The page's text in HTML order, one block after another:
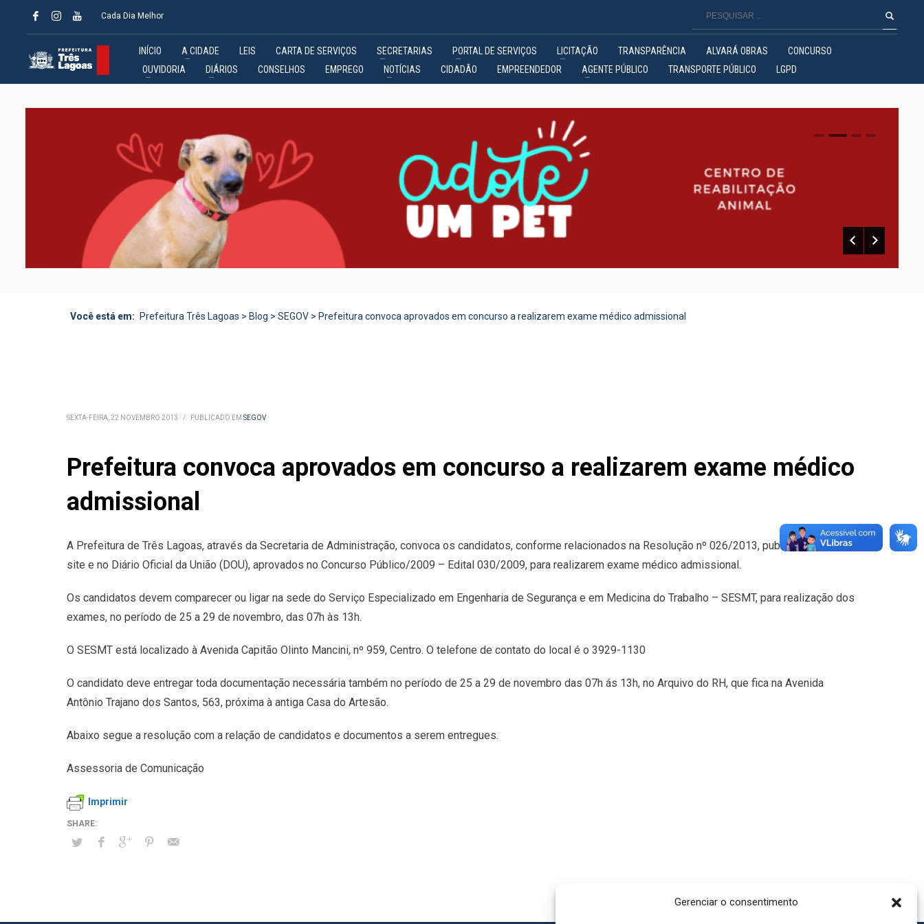
Gerenciar o consentimento
Cada Dia Melhor
INÍCIO A CIDADE LEIS CARTA DE SERVIÇOS SECRETARIAS PORTAL DE SERVIÇOS LICITAÇÃO TRANSPARÊNCIA ALVARÁ OBRAS
CONCURSO
OUVIDORIA
DIÁRIOS CONSELHOS EMPREGO NOTÍCIAS CIDADÃO EMPREENDEDOR AGENTE PÚBLICO TRANSPORTE PÚBLICO LGPD
0 1 2
Você está em: Prefeitura Três Lagoas > Blog > SEGOV > Prefeitura convoca aprovados em concurso a realizarem exame médico admissional
SEXTA-FEIRA, 22 NOVEMBRO 2013 / PUBLICADO EM SEGOV
Prefeitura convoca aprovados em concurso a realizarem exame médico
admissional
A Prefeitura de Três Lagoas, através da Secretaria de Administração, convoca os candidatos, conforme relacionados na Resolução nº 026/2013, publicada neste
site e no Diário Oficial da União (DOU), aprovados no Concurso Público/2009 – Edital 030/2009, para realizarem exame médico admissional.
Os candidatos devem comparecer ou ligar na sede do Serviço Especializado em Engenharia de Segurança e em Medicina do Trabalho – SESMT, para realização dos
exames, no período de 25 a 29 de novembro, das 07h às 13h.
O SESMT está localizado à Avenida Capitão Olinto Mancini, nº 959, Centro. O telefone de contato do local é o 3929-1130
O candidato deve entregar toda documentação necessária também no período de 25 a 29 de novembro das 07h ás 13h, no Arquivo do RH, que fica na Avenida
Antônio Trajano dos Santos, 563, próxima à antiga Casa do Artesão.
Abaixo segue a resolução com a relação de candidatos e documentos a serem entregues.
Assessoria de Comunicação
Imprimir